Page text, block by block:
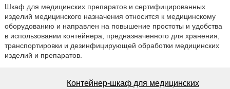
Шкаф для медицинских препаратов и сертифицированных
изделий медицинского назначения относится к медицинскому
оборудованию и направлен на повышение простоты и удобства
в использовании контейнера, предназначенного для хранения,
транспортировки и дезинфицирующей обработки медицинских
изделий и препаратов.
Контейнер-шкаф для медицинских